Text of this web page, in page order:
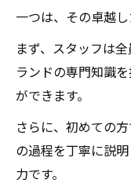
一つは、その卓越し
まず、スタッフは
ランドの専門知識
ができます。
さらに、初めての
の過程を丁寧に説
力です。